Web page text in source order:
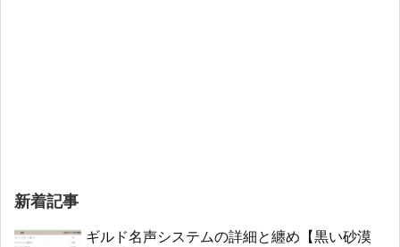
新着記事
ギルド名声システムの詳細と纏め【黒い砂漠